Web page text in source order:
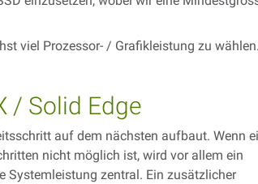
viel Prozessor- / Grafikleistung zu
/ Solid Edge
auf dem nächsten aufbaut. Wenn
nicht möglich ist, wird vor allem ein
Systemleistung zentral. Ein zusätzlicher